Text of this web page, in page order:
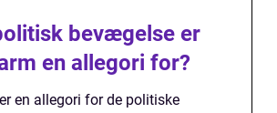
bevægelse er
en allegori for?
en allegori for de politiske